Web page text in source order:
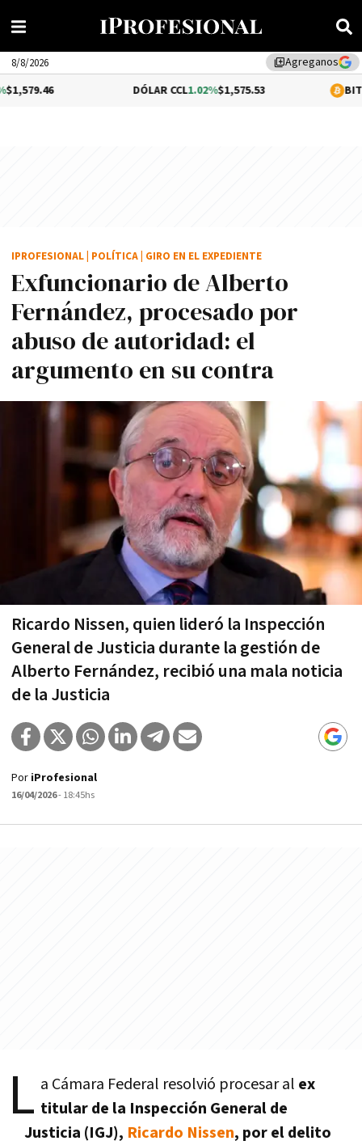
library_addAgreganos
8/8/2026
1.02%$1,575.53 -0.33%
Exfuncionario de Alberto
Fernández, procesado por
abuso de autoridad: el
argumento en su contra
Ricardo Nissen, quien lideró la Inspección
General de Justicia durante la gestión de
Alberto Fernández, recibió una mala noticia
de la Justicia
IPROFESIONAL POLÍTICA GIRO EN EL EXPEDIENTE
Por iProfesional
16/04/2026- 18:45hs
L a Cámara Federal resolvió procesar al ex
titular de la Inspección General de
Justicia (IGJ), Ricardo Nissen, porel delito